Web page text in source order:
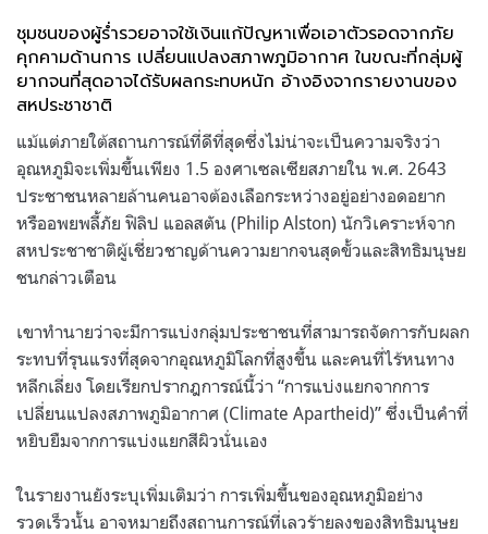
ชุมชนของผู้ร่ำรวยอาจใช้เงินแก้ปัญหาเพื่อเอาตัวรอดจากภัย
คุกคามด้านการ เปลี่ยนแปลงสภาพภูมิอากาศ ในขณะที่กลุ่มผู้
ยากจนที่สุดอาจได้รับผลกระทบหนัก อ้างอิงจากรายงานของ
สหประชาชาติ
แม้แต่ภายใต้สถานการณ์ที่ดีที่สุดซึ่งไม่น่าจะเป็นความจริงว่า
อุณหภูมิจะเพิ่มขึ้นเพียง 1.5 องศาเซลเซียสภายใน พ.ศ. 2643
ประชาชนหลายล้านคนอาจต้องเลือกระหว่างอยู่อย่างอดอยาก
หรืออพยพลี้ภัย ฟิลิป แอลสตัน (Philip Alston) นักวิเคราะห์จาก
สหประชาชาติผู้เชี่ยวชาญด้านความยากจนสุดขั้วและสิทธิมนุษย
ชนกล่าวเตือน
เขาทำนายว่าจะมีการแบ่งกลุ่มประชาชนที่สามารถจัดการกับผลก
ระทบที่รุนแรงที่สุดจากอุณหภูมิโลกที่สูงขึ้น และคนที่ไร้หนทาง
หลีกเลี่ยง โดยเรียกปรากฎการณ์นี้ว่า “การแบ่งแยกจากการ
เปลี่ยนแปลงสภาพภูมิอากาศ (Climate Apartheid)” ซึ่งเป็นคำที่
หยิบยืมจากการแบ่งแยกสีผิวนั่นเอง
ในรายงานยังระบุเพิ่มเติมว่า การเพิ่มขึ้นของอุณหภูมิอย่าง
รวดเร็วนั้น อาจหมายถึงสถานการณ์ที่เลวร้ายลงของสิทธิมนุษย